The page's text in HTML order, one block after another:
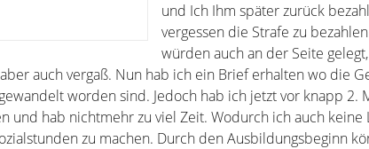
und Ich Ihm später zurück
vergessen die Strafe zu
würden auch an der Seite
auch vergaß. Nun hab ich ein Brief erhalten wo die
worden sind. Jedoch hab ich jetzt vor knapp 2.
und hab nichtmehr zu viel Zeit. Wodurch ich auch keine
zu machen. Durch den Ausbildungsbeginn